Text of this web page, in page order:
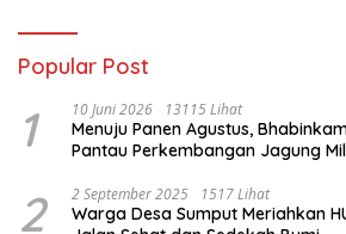
Membatalkan Hak Warga.
Popular Post
1 10 Juni 2026 13115 Lihat
Menuju Panen Agustus,
Pantau Perkembangan Jagung
2 2 September 2025 1517 Lihat
Warga Desa Sumput Meriahkan